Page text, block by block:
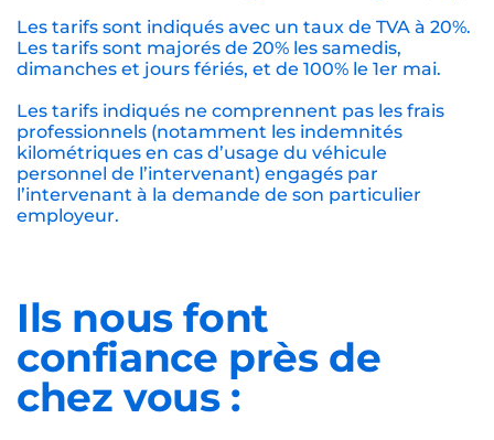
Les tarifs sont indiqués avec un taux de TVA à 20%.
Les tarifs sont majorés de 20% les samedis,
dimanches et jours fériés, et de 100% le 1er mai.
Les tarifs indiqués ne comprennent pas les frais
professionnels (notamment les indemnités
kilométriques en cas d’usage du véhicule
personnel de l’intervenant) engagés par
l’intervenant à la demande de son particulier
employeur.
Ils nous font
confiance près de
chez vous :